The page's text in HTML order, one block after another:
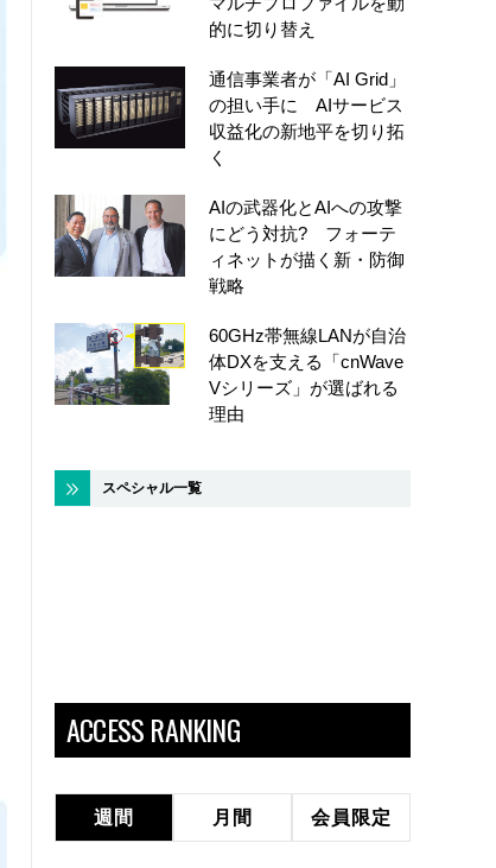
的に切り替え
通信事業者が「AI Grid」
の担い手に AIサービス
収益化の新地平を切り拓
く
AIの武器化とAIへの攻撃
にどう対抗? フォーテ
ィネットが描く新・防御
戦略
60GHz帯無線LANが自治
体DXを支える「cnWave
Vシリーズ」が選ばれる
理由
スペシャル一覧
ACCESS RANKING
週間 月間 会員限定